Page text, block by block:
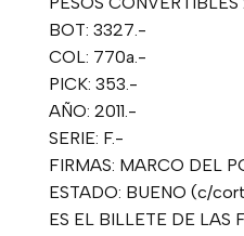
BOT: 3327.-
COL: 770a.-
PICK: 353.-
AÑO: 2011.-
SERIE: F.-
FIRMAS: MARCO DEL
ESTADO: BUENO (c/
ES EL BILLETE DE LAS